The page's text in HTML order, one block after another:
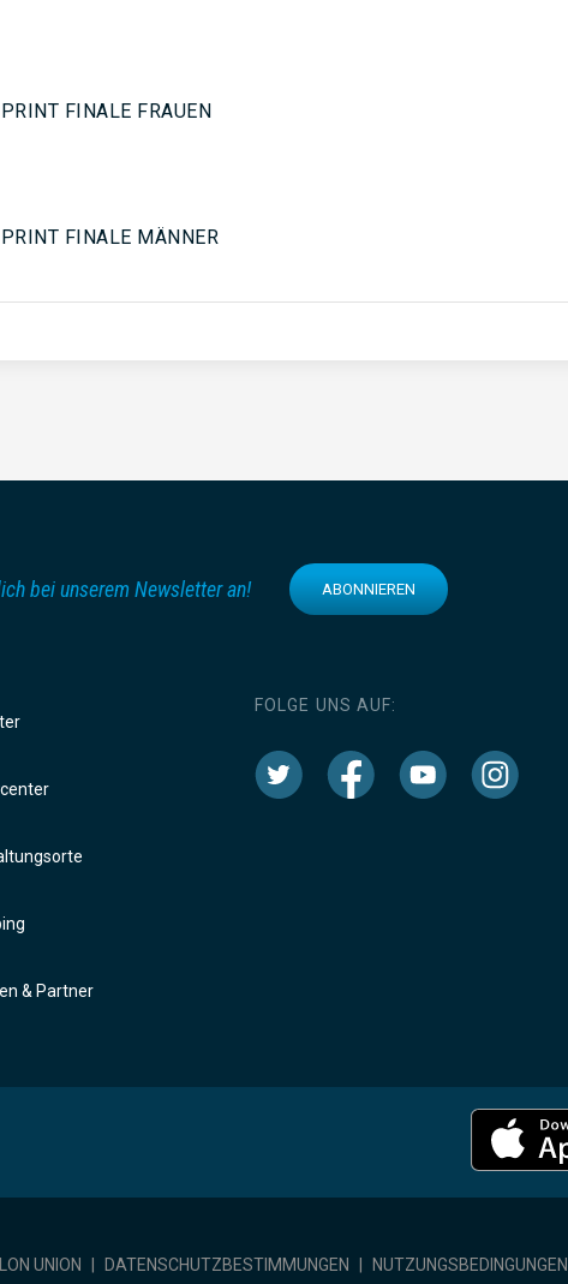
FINALE FRAUEN
FINALE MÄNNER
bei unserem Newsletter an! ABONNIEREN
& Partner
FOLGE UNS AUF:
UNION | DATENSCHUTZBESTIMMUNGEN | NUTZUNGSBEDINGUNGEN